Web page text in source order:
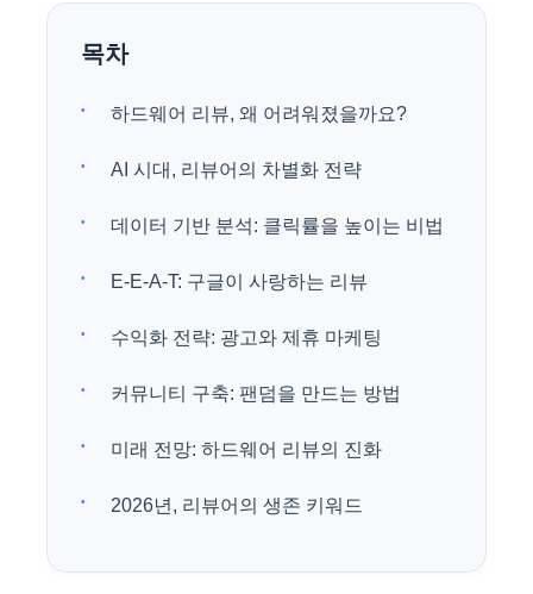
목차
하드웨어 리뷰, 왜 어려워졌을까요?
AI 시대, 리뷰어의 차별화 전략
데이터 기반 분석: 클릭률을 높이는 비법
E-E-A-T: 구글이 사랑하는 리뷰
수익화 전략: 광고와 제휴 마케팅
커뮤니티 구축: 팬덤을 만드는 방법
미래 전망: 하드웨어 리뷰의 진화
2026년, 리뷰어의 생존 키워드